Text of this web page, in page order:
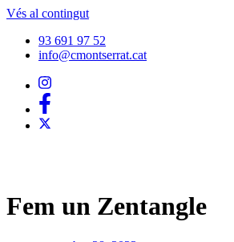
Vés al contingut
93 691 97 52
info@cmontserrat.cat
Fem un Zentangle